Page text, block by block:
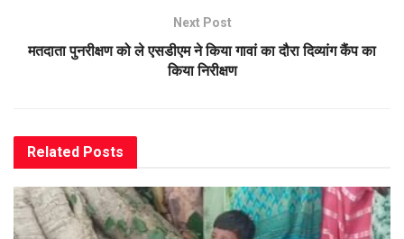
Next Post
मतदाता पुनरीक्षण को ले एसडीएम ने किया गावां का दौरा दिव्यांग कैंप का
किया निरीक्षण
Related Posts